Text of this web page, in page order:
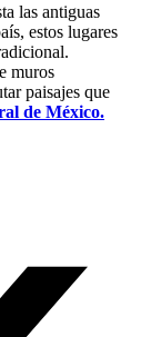
las antiguas
estos lugares
muros
paisajes que
de México.